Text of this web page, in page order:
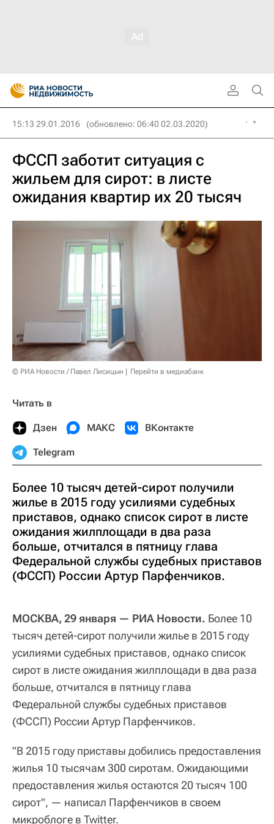
15:13 29.01.2016 (обновлено: 06:40 02.03.2020)
ФССП заботит ситуация с
жильем для сирот: в листе
ожидания квартир их 20 тысяч
© РИА Новости / Павел Лисицын Перейти в медиабанк
Читать в
Дзен МАКС ВКонтакте
Telegram
Более 10 тысяч детей-сирот получили
жилье в 2015 году усилиями судебных
приставов, однако список сирот в листе
ожидания жилплощади в два раза
больше, отчитался в пятницу глава
Федеральной службы судебных приставов
(ФССП) России Артур Парфенчиков.
МОСКВА, 29 января — РИА Новости. Более 10
тысяч детей-сирот получили жилье в 2015 году
усилиями судебных приставов, однако список
сирот в листе ожидания жилплощади в два раза
больше, отчитался в пятницу глава
Федеральной службы судебных приставов
(ФССП) России Артур Парфенчиков.
"В 2015 году приставы добились предоставления
жилья 10 тысячам 300 сиротам. Ожидающими
предоставления жилья остаются 20 тысяч 100
сирот", — написал Парфенчиков в своем
микроблоге в Twitter.